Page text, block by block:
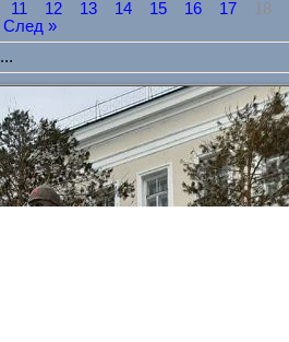
11 12 13 14 15 16 17 18
След »
...